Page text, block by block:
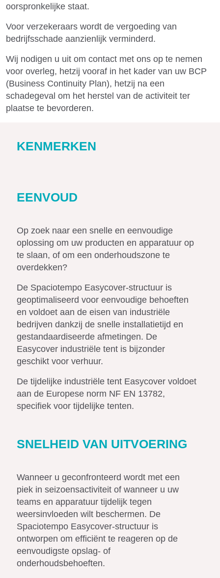
oorspronkelijke staat.
Voor verzekeraars wordt de vergoeding van
bedrijfsschade aanzienlijk verminderd.
Wij nodigen u uit om contact met ons op te nemen
voor overleg, hetzij vooraf in het kader van uw BCP
(Business Continuity Plan), hetzij na een
schadegeval om het herstel van de activiteit ter
plaatse te bevorderen.
KENMERKEN
EENVOUD
Op zoek naar een snelle en eenvoudige
oplossing om uw producten en apparatuur op
te slaan, of om een onderhoudszone te
overdekken?
De Spaciotempo Easycover-structuur is
geoptimaliseerd voor eenvoudige behoeften
en voldoet aan de eisen van industriële
bedrijven dankzij de snelle installatietijd en
gestandaardiseerde afmetingen. De
Easycover industriële tent is bijzonder
geschikt voor verhuur.
De tijdelijke industriële tent Easycover voldoet
aan de Europese norm NF EN 13782,
specifiek voor tijdelijke tenten.
SNELHEID VAN UITVOERING
Wanneer u geconfronteerd wordt met een
piek in seizoensactiviteit of wanneer u uw
teams en apparatuur tijdelijk tegen
weersinvloeden wilt beschermen. De
Spaciotempo Easycover-structuur is
ontworpen om efficiënt te reageren op de
eenvoudigste opslag- of
onderhoudsbehoeften.